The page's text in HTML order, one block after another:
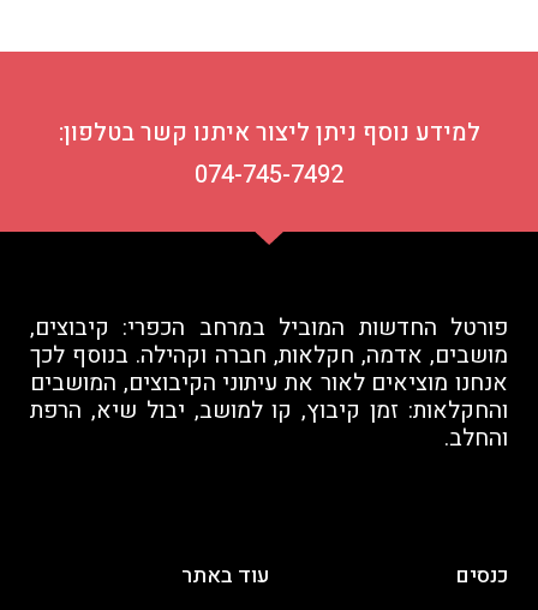
למידע נוסף ניתן ליצור איתנו קשר בטלפון:
074-745-7492
פורטל החדשות המוביל במרחב הכפרי: קיבוצים,
מושבים, אדמה, חקלאות, חברה וקהילה. בנוסף לכך
אנחנו מוציאים לאור את עיתוני הקיבוצים, המושבים
והחקלאות: זמן קיבוץ, קו למושב, יבול שיא, הרפת
והחלב.
כנסים עוד באתר